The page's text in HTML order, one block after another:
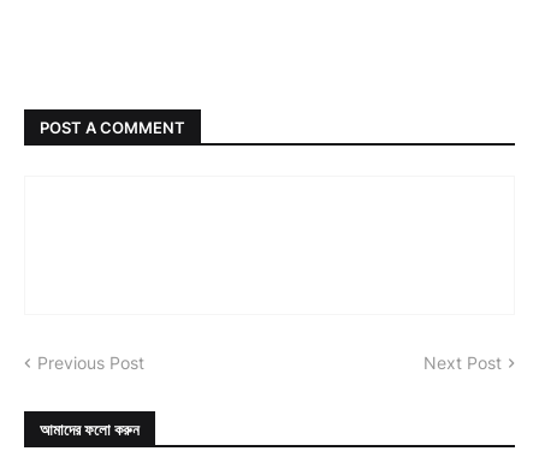
POST A COMMENT
Previous Post Next Post
আমাদের ফলো করুন